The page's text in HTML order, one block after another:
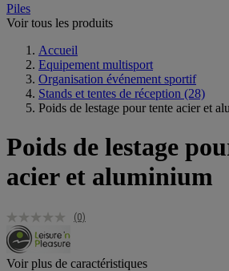
Piles
Voir tous les produits
Accueil
Equipement multisport
Organisation événement sportif
Stands et tentes de réception (28)
Poids de lestage pour tente acier et
Poids de lestage
acier et aluminium
(0)
Voir plus de caractéristiques